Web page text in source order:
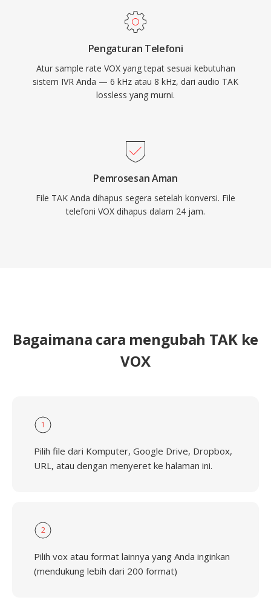
Pengaturan Telefoni
Atur sample rate VOX yang tepat sesuai kebutuhan
sistem IVR Anda — 6 kHz atau 8 kHz, dari audio TAK
lossless yang murni.
Pemrosesan Aman
File TAK Anda dihapus segera setelah konversi. File
telefoni VOX dihapus dalam 24 jam.
Bagaimana cara mengubah TAK ke
VOX
1
Pilih file dari Komputer, Google Drive, Dropbox,
URL, atau dengan menyeret ke halaman ini.
2
Pilih vox atau format lainnya yang Anda inginkan
(mendukung lebih dari 200 format)